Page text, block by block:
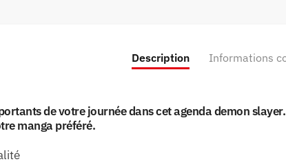
Description Informations
de votre journée dans cet agenda demon
manga préféré.